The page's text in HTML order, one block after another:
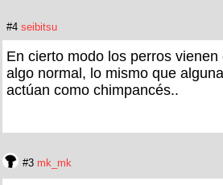
#4 seibitsu
En cierto modo los perros
algo normal, lo mismo que
actúan como chimpancés..
#3 mk_mk